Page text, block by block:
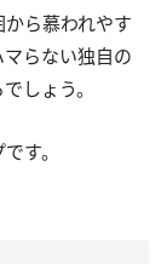
ら慕われやす
らない独自の
しょう。
す。